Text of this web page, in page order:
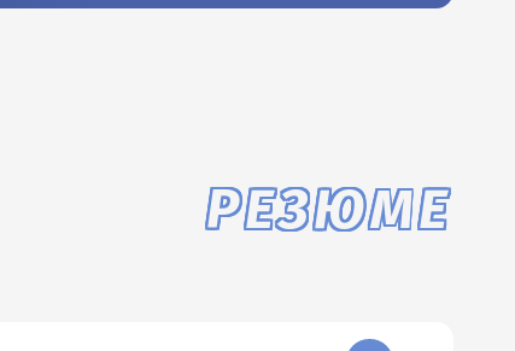
РЕЗЮМЕ